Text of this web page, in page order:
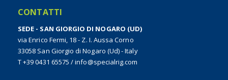
CONTATTI
SEDE - SAN GIORGIO DI NOGARO (UD)
via Enrico Fermi, 18 - Z. I. Aussa Corno
33058 San Giorgio di Nogaro (Ud) - Italy
T +39 0431 65575 /info@specialrig.com